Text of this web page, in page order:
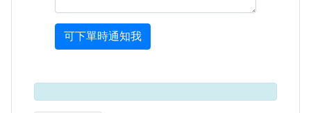
可下單時通知我